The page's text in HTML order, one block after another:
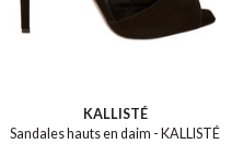
KALLISTÉ
Sandales hauts en daim - KALLISTÉ